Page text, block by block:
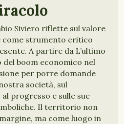
Siviero riflette sul valore
come strumento critico
A partire da L’ultimo
boom economico nel
per porre domande
società, sul
progresso e sulle sue
Il territorio non
ma come luogo in